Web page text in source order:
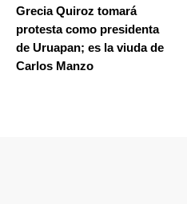
Grecia Quiroz tomará
protesta como presidenta
de Uruapan; es la viuda de
Carlos Manzo